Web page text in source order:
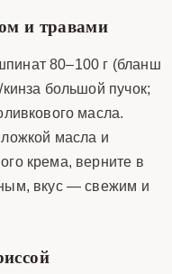
и травами
80–100 г (бланш
большой пучок;
масла.
масла и
крема, верните в
вкус — свежим и